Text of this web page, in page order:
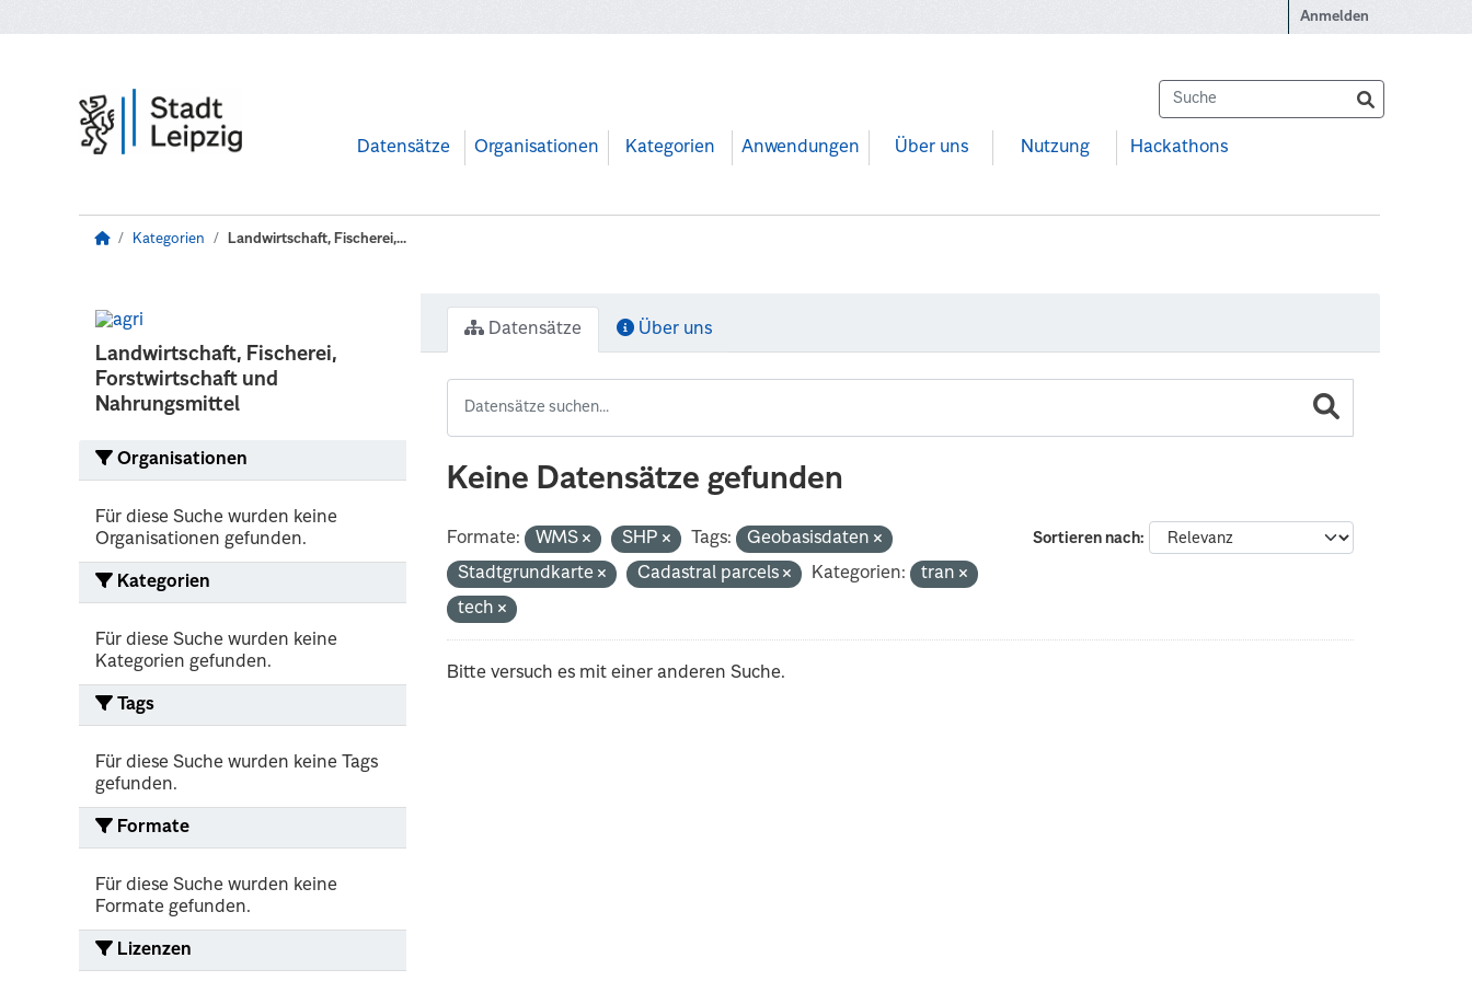
Anmelden
Datensätze Organisationen Kategorien Anwendungen Über uns Nutzung Hackathons
Kategorien Landwirtschaft, Fischerei,...
Landwirtschaft, Fischerei,
Forstwirtschaft und
Nahrungsmittel
Organisationen
Für diese Suche wurden keine
Organisationen gefunden.
Kategorien
Für diese Suche wurden keine
Kategorien gefunden.
Tags
Für diese Suche wurden keine Tags
gefunden.
Formate
Für diese Suche wurden keine
Formate gefunden.
Lizenzen
Datensätze Über uns
Keine Datensätze gefunden
Sortieren nach
Formate: WMS SHP Tags:
Geobasisdaten
Stadtgrundkarte
Cadastral parcels Kategorien:
tran
tech
Bitte versuch es mit einer anderen Suche.